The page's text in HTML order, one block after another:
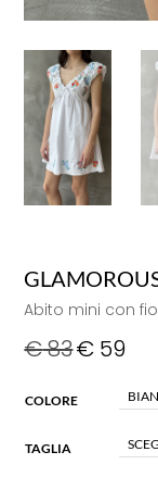
Abito mini con
€83€ 59
COLORE
TAGLIA